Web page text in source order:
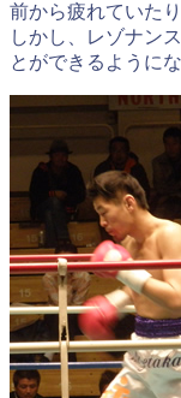
前から疲れていた
しかし、レゾナン
とができるように